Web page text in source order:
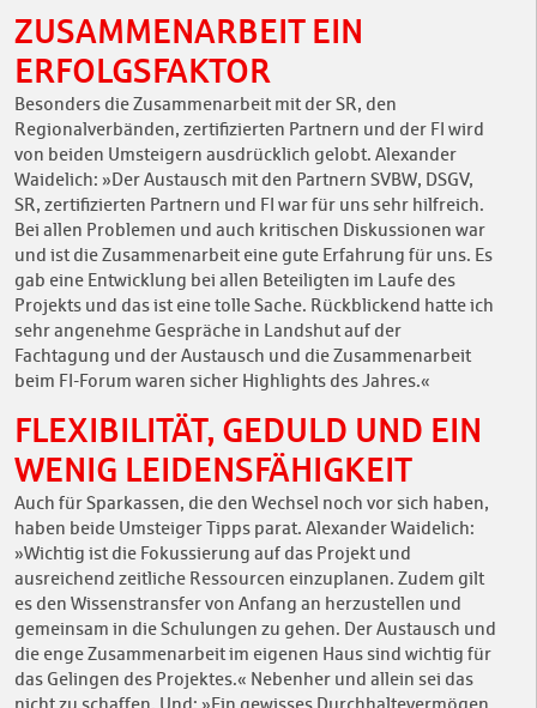
ZUSAMMENARBEIT EIN
ERFOLGSFAKTOR
Besonders die Zusammenarbeit mit der SR, den
Regionalverbänden, zertifizierten Partnern und der FI wird
von beiden Umsteigern ausdrücklich gelobt. Alexander
Waidelich: »Der Austausch mit den Partnern SVBW, DSGV,
SR, zertifizierten Partnern und FI war für uns sehr hilfreich.
Bei allen Problemen und auch kritischen Diskussionen war
und ist die Zusammenarbeit eine gute Erfahrung für uns. Es
gab eine Entwicklung bei allen Beteiligten im Laufe des
Projekts und das ist eine tolle Sache. Rückblickend hatte ich
sehr angenehme Gespräche in Landshut auf der
Fachtagung und der Austausch und die Zusammenarbeit
beim FI-Forum waren sicher Highlights des Jahres.«
FLEXIBILITÄT, GEDULD UND EIN
WENIG LEIDENSFÄHIGKEIT
Auch für Sparkassen, die den Wechsel noch vor sich haben,
haben beide Umsteiger Tipps parat. Alexander Waidelich:
»Wichtig ist die Fokussierung auf das Projekt und
ausreichend zeitliche Ressourcen einzuplanen. Zudem gilt
es den Wissenstransfer von Anfang an herzustellen und
gemeinsam in die Schulungen zu gehen. Der Austausch und
die enge Zusammenarbeit im eigenen Haus sind wichtig für
das Gelingen des Projektes.« Nebenher und allein sei das